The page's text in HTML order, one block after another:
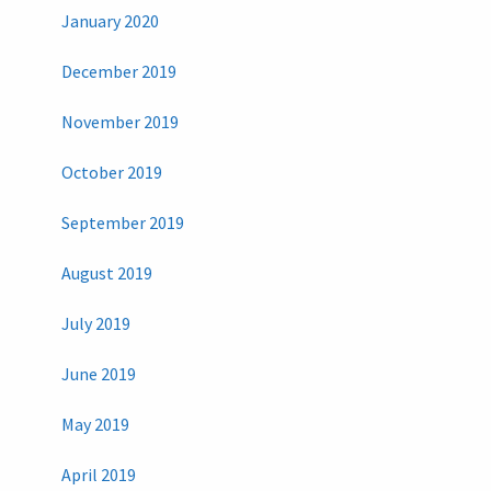
January 2020
December 2019
November 2019
October 2019
September 2019
August 2019
July 2019
June 2019
May 2019
April 2019